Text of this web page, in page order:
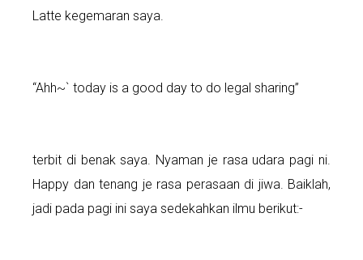
Latte kegemaran saya.
“Ahh~` today is a good day to do legal sharing”
terbit di benak saya. Nyaman je rasa udara pagi ni.
Happy dan tenang je rasa perasaan di jiwa. Baiklah,
jadi pada pagi ini saya sedekahkan ilmu berikut:-